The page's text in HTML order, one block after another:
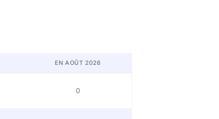
EN AOÛT 2026
0